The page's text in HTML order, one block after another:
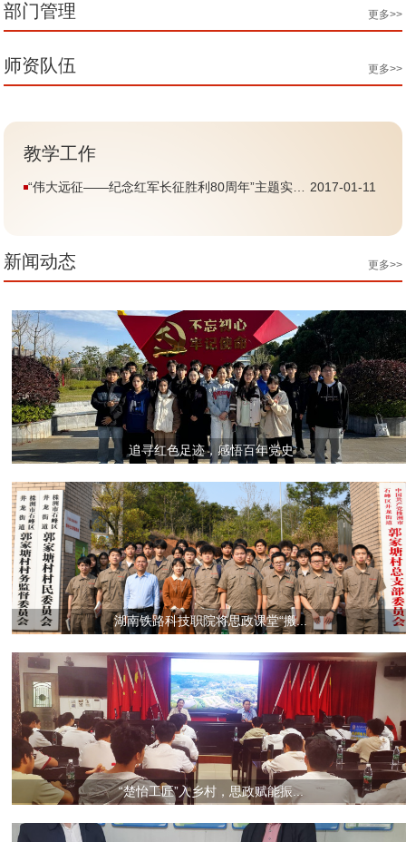
部门管理 更多>>
师资队伍 更多>>
教学工作
“伟大远征——纪念红军长征胜利80周年”主题实践 2017-01-11
新闻动态 更多>>
追寻红色足迹，感悟百年党史
湖南铁路科技职院将思政课堂“搬...
“楚怡工匠”入乡村，思政赋能振...